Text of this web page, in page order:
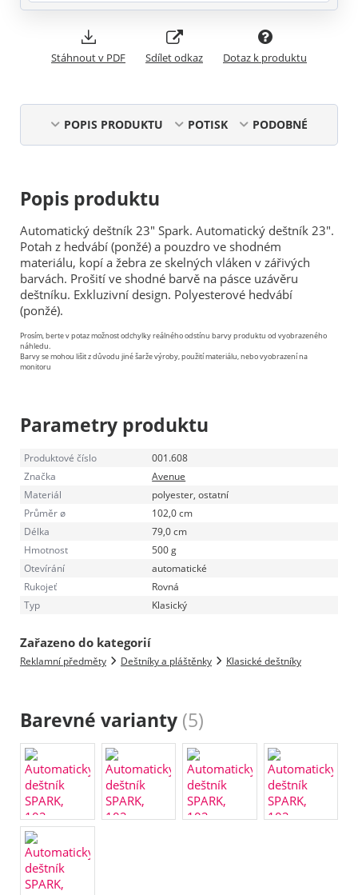
Stáhnout v PDF Sdílet odkaz Dotaz k produktu
POPIS PRODUKTU POTISK PODOBNÉ
Popis produktu
Automatický deštník 23" Spark. Automatický deštník 23".
Potah z hedvábí (ponžé) a pouzdro ve shodném
materiálu, kopí a žebra ze skelných vláken v zářivých
barvách. Prošití ve shodné barvě na pásce uzávěru
deštníku. Exkluzivní design. Polyesterové hedvábí
(ponžé).
Prosím, berte v potaz možnost odchylky reálného odstínu barvy produktu od vyobrazeného
náhledu.
Barvy se mohou lišit z důvodu jiné šarže výroby, použití materiálu, nebo vyobrazení na
monitoru
Parametry produktu
Produktové číslo
001.608
Značka
Avenue
Materiál
polyester, ostatní
Průměr ø
102,0 cm
Délka
79,0 cm
Hmotnost
500 g
Otevírání
automatické
Rukojeť
Rovná
Typ
Klasický
Zařazeno do kategorií
Reklamní předměty Deštníky a pláštěnky Klasické deštníky
Barevné varianty (5)